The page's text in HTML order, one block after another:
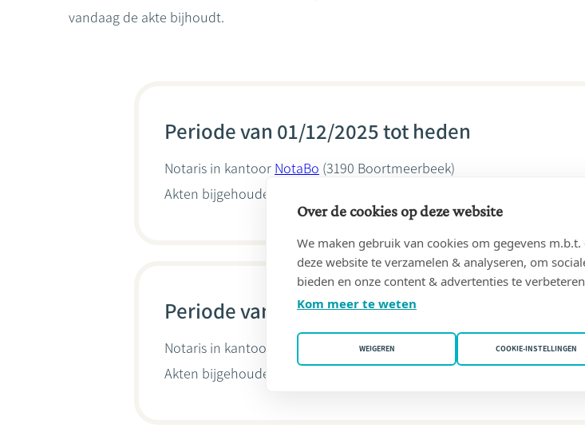
vandaag de akte bijhoudt.
Periode van 01/12/2025 tot heden
Notaris in kantoor NotaBo (3190 Boortmeerbeek)
Akten bijgehouden door
Periode van 11/10/2013 tot heden
Notaris in kantoor
(3191 Boortmeerbeek (Hever))
Akten bijgehouden door
Over de cookies op deze website
We maken gebruik van cookies om gegevens
deze website te verzamelen & analyseren, om
bieden en onze content & advertenties te
Kom meer te weten
WEIGEREN COOKIE-INSTELLINGEN